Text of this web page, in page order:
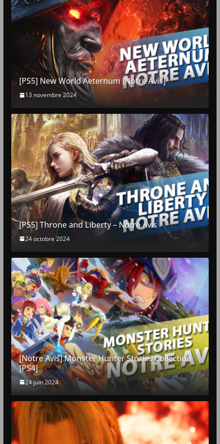
[PS5] New World Aeternum [Notre Avis]
13 novembre 2024
[PS5] Throne and Liberty – Notre Avis
24 octobre 2024
[Notre Avis] Monster Hunter Stories Collection
[PS4]
24 juin 2024